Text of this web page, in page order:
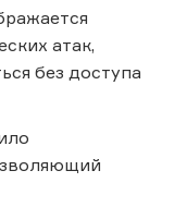
атак,
без доступа